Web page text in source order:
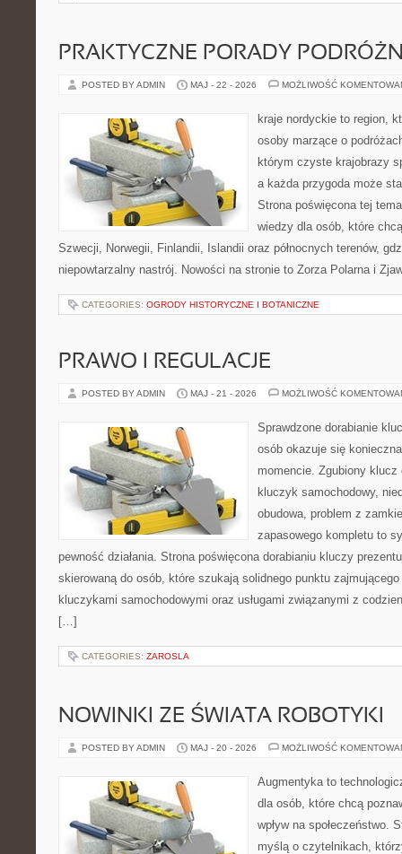
PRAKTYCZNE PORADY
POSTED BY ADMIN MAJ - 22 - 2026 MOŻLIWOŚĆ
kraje nordyckie to region,
osoby marzące o
którym czyste krajobrazy
a każda przygoda może
Strona poświęcona tej
wiedzy dla osób, które
Szwecji, Norwegii, Finlandii, Islandii oraz północnych terenów,
niepowtarzalny nastrój. Nowości na stronie to Zorza Polarna i
CATEGORIES: OGRODY HISTORYCZNE I BOTANICZNE
PRAWO I REGULACJE
POSTED BY ADMIN MAJ - 21 - 2026 MOŻLIWOŚĆ
Sprawdzone dorabianie
osób okazuje się
momencie. Zgubiony
kluczyk samochodowy,
obudowa, problem z
zapasowego kompletu to
pewność działania. Strona poświęcona dorabianiu kluczy
skierowaną do osób, które szukają solidnego punktu
kluczykami samochodowymi oraz usługami związanymi z
[…]
CATEGORIES: ZAROSLA
NOWINKI ZE ŚWIATA ROBOTYKI
POSTED BY ADMIN MAJ - 20 - 2026 MOŻLIWOŚĆ
Augmentyka to
dla osób, które chcą
wpływ na społeczeństwo.
myślą o czytelnikach,